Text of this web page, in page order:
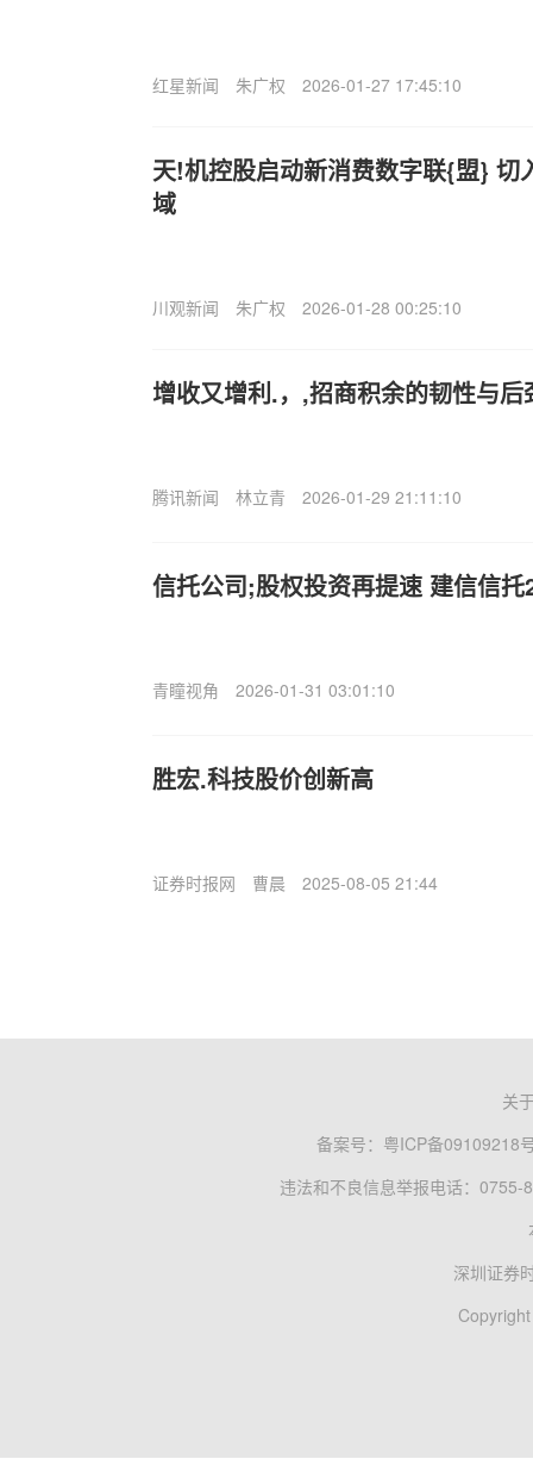
红星新闻 朱广权 2026-01-27 17:45:10
天!机控股启动新消费数字联{盟} 切
域
川观新闻 朱广权 2026-01-28 00:25:10
增收又增利.，,招商积余的韧性与后
腾讯新闻 林立青 2026-01-29 21:11:10
信托公司;股权投资再提速 建信信
青瞳视角 2026-01-31 03:01:10
胜宏.科技股价创新高
证券时报网 曹晨 2025-08-05 21:44
关
备案号： 粤ICP备09109218
违法和不良信息举报电话：0755-
深圳证券